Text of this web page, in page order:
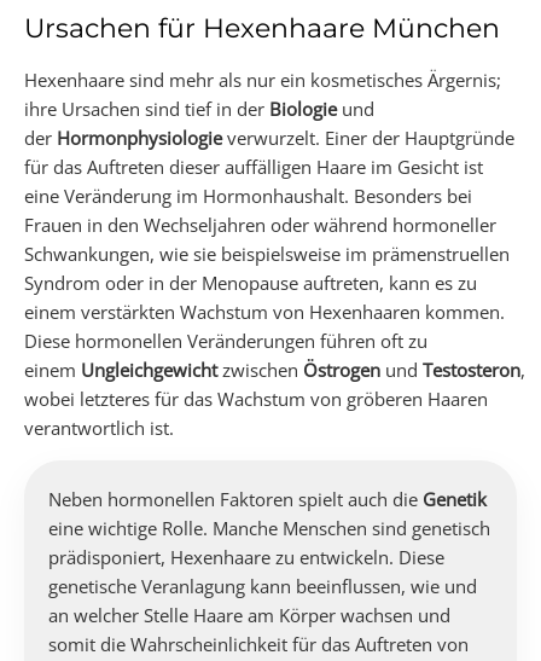
Ursachen für Hexenhaare München
Hexenhaare sind mehr als nur ein kosmetisches Ärgernis;
ihre Ursachen sind tief in der Biologieund
der Hormonphysiologieverwurzelt. Einer der Hauptgründe
für das Auftreten dieser auffälligen Haare im Gesicht ist
eine Veränderung im Hormonhaushalt. Besonders bei
Frauen in den Wechseljahren oder während hormoneller
Schwankungen, wie sie beispielsweise im prämenstruellen
Syndrom oder in der Menopause auftreten, kann es zu
einem verstärkten Wachstum von Hexenhaaren kommen.
Diese hormonellen Veränderungen führen oft zu
einem Ungleichgewichtzwischen Östrogen und Testosteron,
wobei letzteres für das Wachstum von gröberen Haaren
verantwortlich ist.
Neben hormonellen Faktoren spielt auch die Genetik
eine wichtige Rolle. Manche Menschen sind genetisch
prädisponiert, Hexenhaare zu entwickeln. Diese
genetische Veranlagung kann beeinflussen, wie und
an welcher Stelle Haare am Körper wachsen und
somit die Wahrscheinlichkeit für das Auftreten von